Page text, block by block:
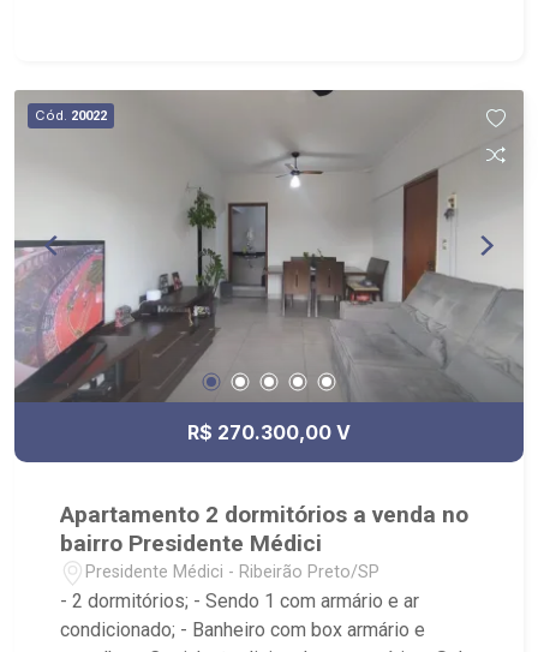
Cód. 20022
R$ 270.300,00 V
Apartamento 2 dormitórios a venda no
bairro Presidente Médici
Presidente Médici - Ribeirão Preto/SP
- 2 dormitórios; - Sendo 1 com armário e ar
condicionado; - Banheiro com box armário e